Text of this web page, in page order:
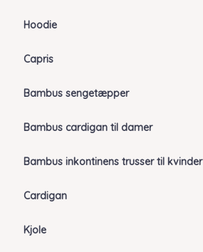
Hoodie
Capris
Bambus sengetæpper
Bambus cardigan til damer
Bambus inkontinens trusser til kvinder
Cardigan
Kjole